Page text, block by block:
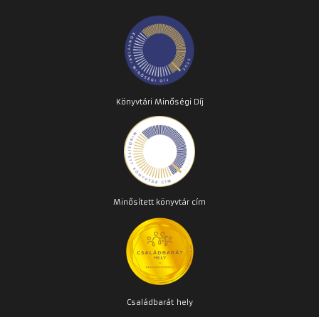
Könyvtári Minőségi Díj
Minősített könyvtár cím
Családbarát hely